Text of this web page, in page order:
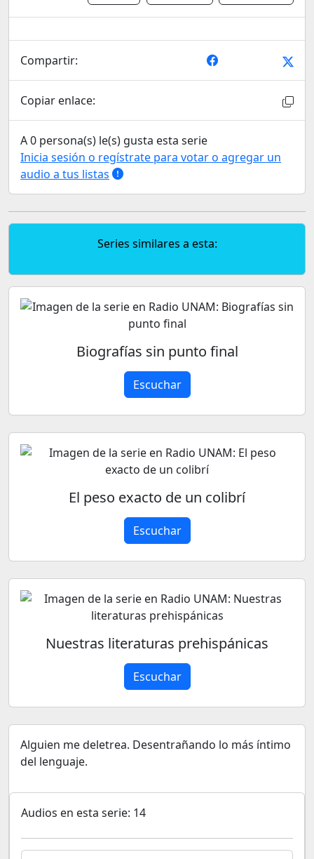
Compartir:
Copiar enlace:
A 0 persona(s) le(s) gusta esta serie
Inicia sesión o regístrate para votar o agregar un
audio a tus listas
Series similares a esta:
Biografías sin punto final
Escuchar
El peso exacto de un colibrí
Escuchar
Nuestras literaturas prehispánicas
Escuchar
Alguien me deletrea. Desentrañando lo más íntimo
del lenguaje.
Audios en esta serie: 14